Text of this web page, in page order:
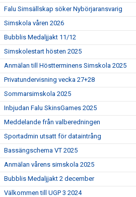
Falu Simsällskap söker Nybörjaransvarig
Simskola våren 2026
Bubblis Medaljjakt 11/12
Simskolestart hösten 2025
Anmälan till Höstterminens Simskola 2025
Privatundervisning vecka 27+28
Sommarsimskola 2025
Inbjudan Falu SkinsGames 2025
Meddelande från valberedningen
Sportadmin utsatt för dataintrång
Bassängschema VT 2025
Anmälan vårens simskola 2025
Bubblis Medaljjakt 2 december
Välkommen till UGP 3 2024